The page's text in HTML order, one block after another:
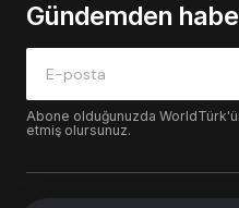
Günü mesajında Şehit
Öğretmenliğin
dikkat çeken Başkan
geçtiğimiz günlerde
Ayşenur Alkan’ı da